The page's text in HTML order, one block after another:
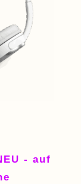
- auf